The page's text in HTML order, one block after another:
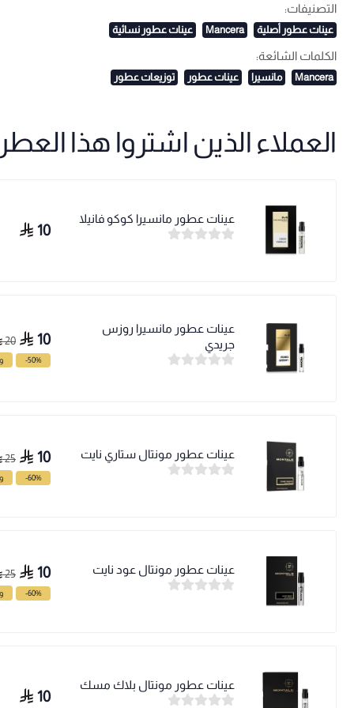
التصنيفات:
عينات عطور أصلية Mancera عينات عطور نسائية
الكلمات الشائعة:
Mancera مانسيرا عينات عطور توزيعات عطور
العملاء الذين اشتروا هذا
عينات عطور مانسيرا كوكو فانيلا
10
عينات عطور مانسيرا روزس
جريدي
10
20
-50%
عينات عطور مونتال ستاري نايت 10
25
-60%
عينات عطور مونتال عود نايت 10
25
-60%
عينات عطور مونتال بلاك مسك
10